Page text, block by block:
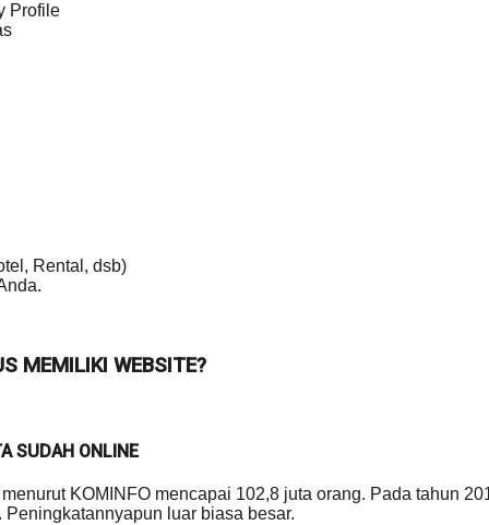
Profile
Rental, dsb)
MEMILIKI WEBSITE?
SUDAH ONLINE
KOMINFO mencapai 102,8 juta orang. Pada tahun
luar biasa besar.